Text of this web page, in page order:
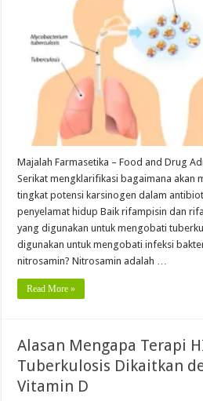
Majalah Farmasetika – Food and Drug
Serikat mengklarifikasi bagaimana akan
tingkat potensi karsinogen dalam
penyelamat hidup Baik rifampisin dan
yang digunakan untuk mengobati
digunakan untuk mengobati infeksi
nitrosamin? Nitrosamin adalah …
Read More »
Alasan Mengapa Terapi
Tuberkulosis Dikaitkan
Vitamin D